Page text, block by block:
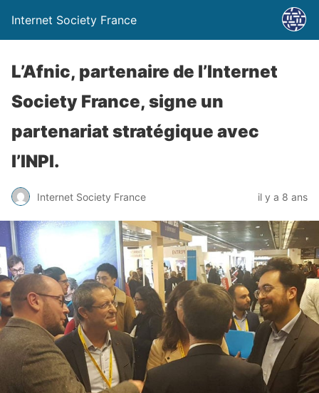
Internet Society France
L’Afnic, partenaire de l’Internet
Society France, signe un
partenariat stratégique avec
l’INPI.
Internet Society France il y a 8 ans